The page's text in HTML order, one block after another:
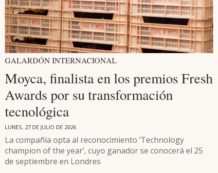
GALARDÓN INTERNACIONAL
Moyca, finalista en los premios Fresh
Awards por su transformación
tecnológica
LUNES, 27 DE JULIO DE 2026
La compañía opta al reconocimiento ‘Technology
champion of the year’, cuyo ganador se conocerá el 25
de septiembre en Londres